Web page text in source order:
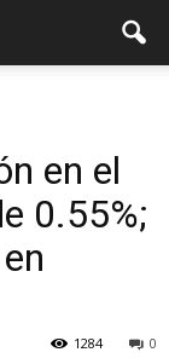
en el
0.55%;
0
1284